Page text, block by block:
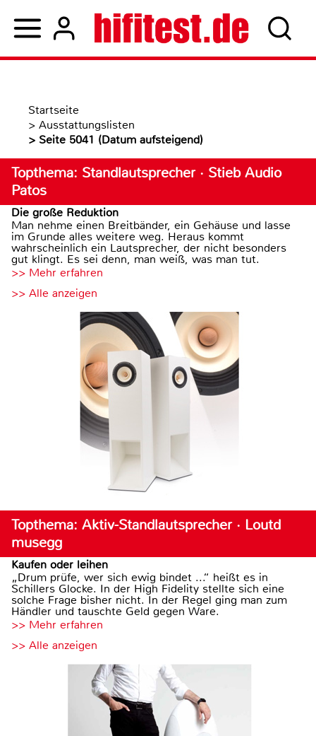
Startseite
> Ausstattungslisten
>
Seite 5041 (Datum aufsteigend)
Topthema: Standlautsprecher · Stieb Audio
Patos
Die große Reduktion
Man nehme einen Breitbänder, ein Gehäuse und lasse
im Grunde alles weitere weg. Heraus kommt
wahrscheinlich ein Lautsprecher, der nicht besonders
gut klingt. Es sei denn, man weiß, was man tut.
>> Mehr erfahren
>> Alle anzeigen
Topthema: Aktiv-Standlautsprecher · Loutd
musegg
Kaufen oder leihen
„Drum prüfe, wer sich ewig bindet ...“ heißt es in
Schillers Glocke. In der High Fidelity stellte sich eine
solche Frage bisher nicht. In der Regel ging man zum
Händler und tauschte Geld gegen Ware.
>> Mehr erfahren
>> Alle anzeigen